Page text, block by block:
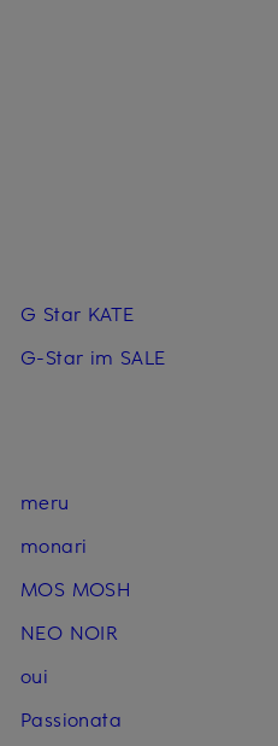
G Star KATE
G-Star im SALE
meru
monari
MOS MOSH
NEO NOIR
oui
Passionata